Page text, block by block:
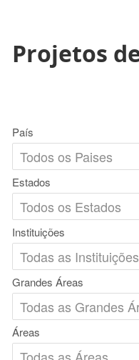
Projetos
País
Estados
Instituições
Grandes Áreas
Áreas